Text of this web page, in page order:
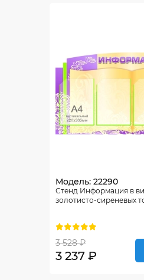
Модель: 22290
Стенд Информация в
золотисто-сиреневых
3 528 ₽
3 237 ₽